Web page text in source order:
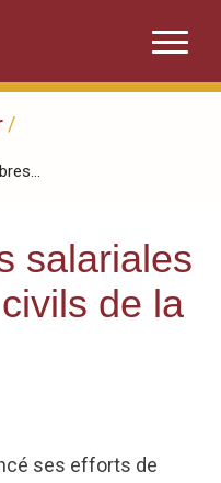
/
salariales
de la
ses efforts de